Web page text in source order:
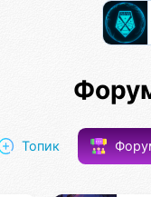
Топик